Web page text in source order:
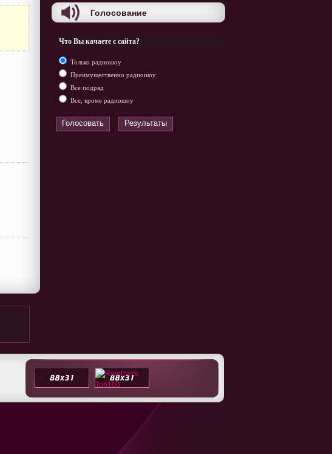
Голосование
Что Вы качаете с сайта?
Только радиошоу
Преимущественно радиошоу
Все подряд
Все, кроме радиошоу
Голосовать Результаты